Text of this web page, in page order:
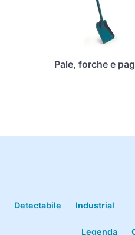
Pale, forche e
Detectabile Industrial
Legenda